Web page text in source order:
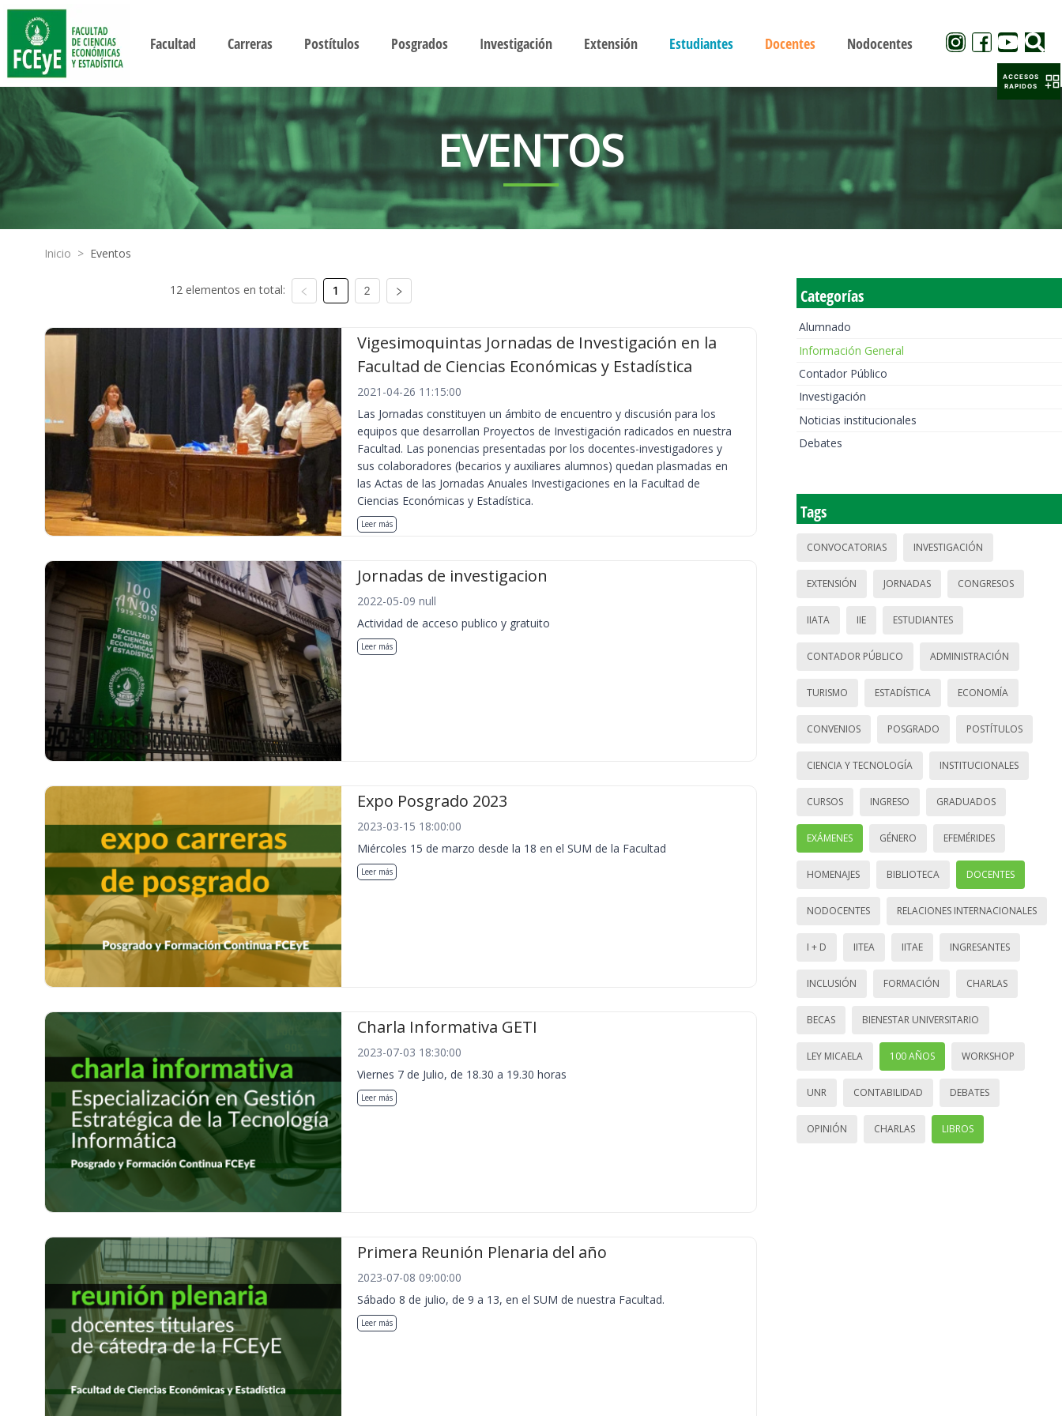
Facultad Carreras Postítulos Posgrados Investigación Extensión Estudiantes Docentes Nodocentes
EVENTOS
Inicio > Eventos
12 elementos en total: 1 2
Vigesimoquintas Jornadas de Investigación en la
Facultad de Ciencias Económicas y Estadística
2021-04-26 11:15:00
Las Jornadas constituyen un ámbito de encuentro y discusión para los
equipos que desarrollan Proyectos de Investigación radicados en nuestra
Facultad. Las ponencias presentadas por los docentes-investigadores y
sus colaboradores (becarios y auxiliares alumnos) quedan plasmadas en
las Actas de las Jornadas Anuales Investigaciones en la Facultad de
Ciencias Económicas y Estadística.
Leer más
Jornadas de investigacion
2022-05-09 null
Actividad de acceso publico y gratuito
Leer más
Expo Posgrado 2023
2023-03-15 18:00:00
Miércoles 15 de marzo desde la 18 en el SUM de la Facultad
Leer más
Charla Informativa GETI
2023-07-03 18:30:00
Viernes 7 de Julio, de 18.30 a 19.30 horas
Leer más
Primera Reunión Plenaria del año
2023-07-08 09:00:00
Sábado 8 de julio, de 9 a 13, en el SUM de nuestra Facultad.
Leer más
Categorías
Alumnado
Información General
Contador Público
Investigación
Noticias institucionales
Debates
Tags
CONVOCATORIAS INVESTIGACIÓN
EXTENSIÓN JORNADAS CONGRESOS
IIATA IIE ESTUDIANTES
CONTADOR PÚBLICO ADMINISTRACIÓN
TURISMO ESTADÍSTICA ECONOMÍA
CONVENIOS POSGRADO POSTÍTULOS
CIENCIA Y TECNOLOGÍA INSTITUCIONALES
CURSOS INGRESO GRADUADOS
EXÁMENES GÉNERO EFEMÉRIDES
HOMENAJES BIBLIOTECA DOCENTES
NODOCENTES RELACIONES INTERNACIONALES
I + D IITEA IITAE INGRESANTES
INCLUSIÓN FORMACIÓN CHARLAS
BECAS BIENESTAR UNIVERSITARIO
LEY MICAELA 100 AÑOS WORKSHOP
UNR CONTABILIDAD DEBATES
OPINIÓN CHARLAS LIBROS
ACCESOS
RAPIDOS